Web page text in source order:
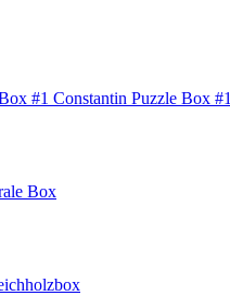
Constantin Puzzle Box #1
Box